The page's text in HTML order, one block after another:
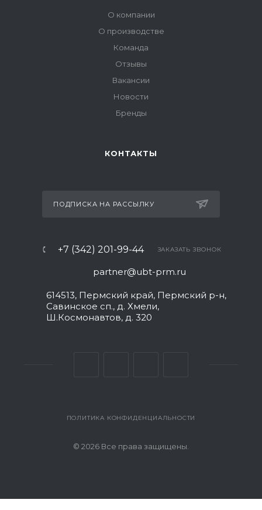
О компании
О производстве
Команда
Отзывы
Вакансии
Новости
Бренды
КОНТАКТЫ
ПОДПИСКА НА РАССЫЛКУ
+7 (342) 201-99-44 ЗАКАЗАТЬ ЗВОНОК
partner@ubt-prm.ru
614513, Пермский край, Пермский р-н,
Савинское сп., д. Хмели,
Ш.Космонавтов, д. 320
ПОЛИТИКА КОНФИДЕНЦИАЛЬНОСТИ
© 2026 Все права защищены.